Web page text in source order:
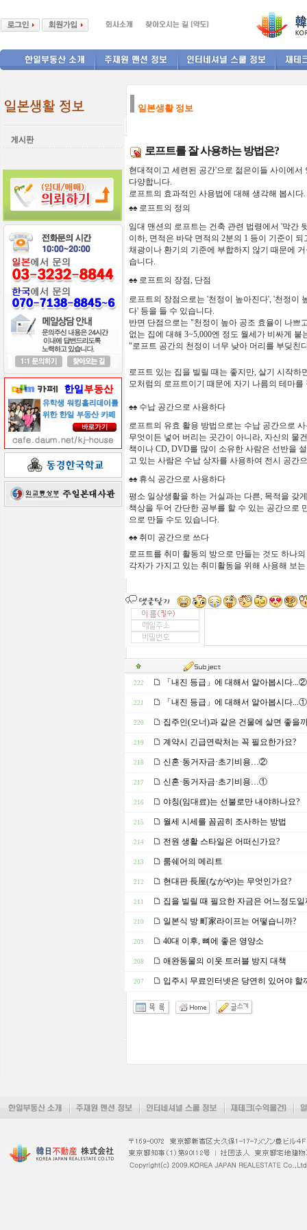
일본생활 정보
로프트를 잘 사용하는 방법은?
현대적이고 세련된 공간'으로 젊은이들 사이에서
다양합니다.
로프트의 효과적인 사용법에 대해 생각해 봅시다.
♠♠ 로프트의 정의
임대 맨션의 로프트는 건축 관련 법령에서 '막간
이하, 면적은 바닥 면적의 2분의 1 등이 기준이
되
채광이나 환기의 기준에 부합하지 않기 때문에
습니다.
♠♠ 로프트의 장점, 단점
로프트의 장점으로는 '천정이 높아진다', '천정이
다' 등을 들 수 있습니다.
반면 단점으로는 "천정이 높아 공조 효율이
나쁘
없는 집에 대해 3~5,000엔 정도 월세가 비싸게 붙
"로프트 공간의 천정이 너무 낮아 머리를 부딪친
로프트 있는 집을 빌릴 때는 좋지만, 살기 시작하
모처럼의 로프트이기 때문에 자기 나름의 테마를
♠♠ 수납 공간으로 사용하다
로프트의 유효 활용 방법으로는 수납 공간으로
무엇이든 넣어 버리는 곳간이 아니라, 자신의 물
책이나 CD, DVD를 많이 소유한 사람은 선반을
고 있는 사람은 수납 상자를 사용하여 전시
공간
♠♠ 휴식 공간으로 사용하다
평소 일상생활을 하는 거실과는 다른, 목적을 갖게
책상을 두어 간단한 공부를 할 수 있는 공간으로
으로 만들 수도 있습니다.
♠♠ 취미 공간으로 쓰다
로프트를 취미 활동의 방으로 만들는 것도 하나의
각자가 가지고 있는 취미활동을 위해 사용해 보
222 「내진 등급」에 대해서 알아봅시다...②
221 「내진 등급」에 대해서 알아봅시다...①
220 집주인(오너)과 같은 건물에 살면 좋을
219 계약시 긴급연락처는 꼭 필요한가요?
218 신혼·동거자금·초기비용…②
217 신혼·동거자금·초기비용…①
216 야칭(임대료)는 선불로만 내야하나요?
215 월세 시세를 꼼곰히 조사하는 방법
214 전원 생활 스타일은 어떠신가요?
213 룸쉐어의 메리트
212 현대판 長屋(ながや)는 무엇인가요?
211 집을 빌릴 때 필요한 자금은 어느정도일
210 일본식 방 町家라이프는 어떻습니까?
209 40대 이후, 뼈에 좋은 영양소
208 애완동물의 이웃 트러블 방지 대책
207 입주시 무료인터넷은 당연히 있어야 할